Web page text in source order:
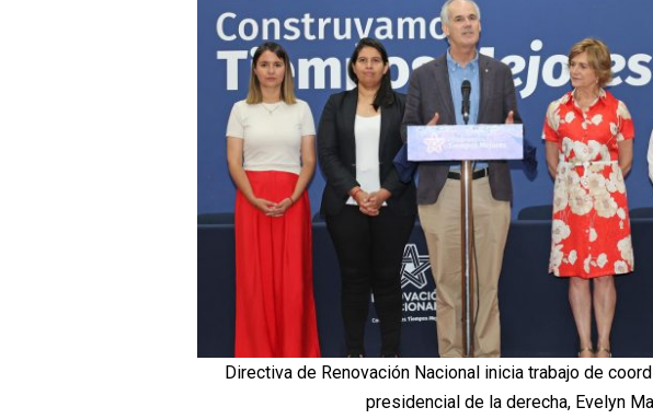
Directiva de Renovación Nacional inicia trabajo de
presidencial de la derecha, Evelyn